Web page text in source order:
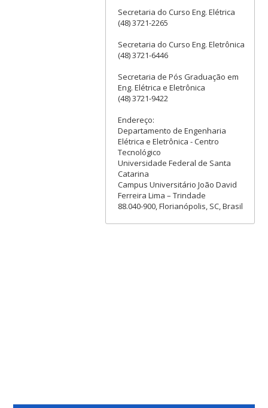
Secretaria do Curso Eng. Elétrica
(48) 3721-2265
Secretaria do Curso Eng. Eletrônica
(48) 3721-6446
Secretaria de Pós Graduação em
Eng. Elétrica e Eletrônica
(48) 3721-9422
Endereço:
Departamento de Engenharia
Elétrica e Eletrônica - Centro
Tecnológico
Universidade Federal de Santa
Catarina
Campus Universitário João David
Ferreira Lima – Trindade
88.040-900, Florianópolis, SC, Brasil